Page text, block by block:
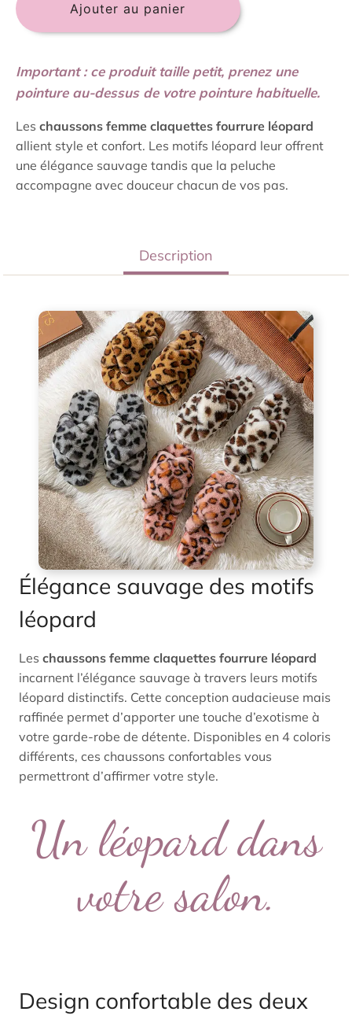
Ajouter au panier
Important : ce produit taille petit, prenez une
pointure au-dessus de votre pointure habituelle.
Les chaussons femme claquettes fourrure léopard
allient style et confort. Les motifs léopard leur offrent
une élégance sauvage tandis que la peluche
accompagne avec douceur chacun de vos pas.
Description
Élégance sauvage des motifs
léopard
Les chaussons femme claquettes fourrure léopard
incarnent l’élégance sauvage à travers leurs motifs
léopard distinctifs. Cette conception audacieuse mais
raffinée permet d’apporter une touche d’exotisme à
votre garde-robe de détente. Disponibles en 4 coloris
différents, ces chaussons confortables vous
permettront d’affirmer votre style.
Un léopard dans
votre salon.
Design confortable des deux